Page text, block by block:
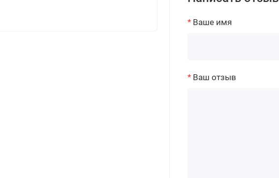
Ваше имя
Ваш отзыв